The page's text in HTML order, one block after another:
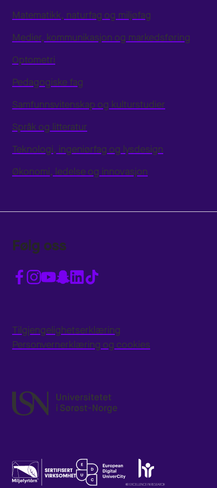
Matematikk, naturfag og miljøfag
Medier, kommunikasjon og markedsføring
Optometri
Pedagogiske fag
Samfunnsvitenskap og kulturstudier
Språk og litteratur
Teknologi, ingeniørfag og lysdesign
Økonomi, ledelse og innovasjon
Følg oss
Tilgjengelighetserklæring
Personvernerklæring og cookies